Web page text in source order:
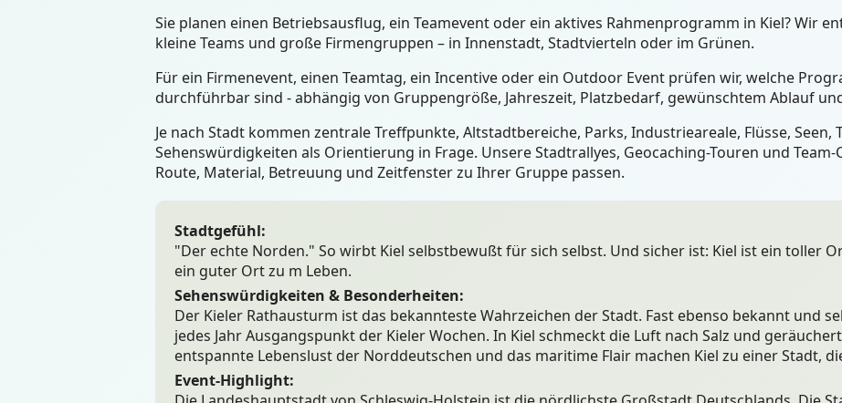
Sie planen einen Betriebsausflug, ein Teamevent oder ein aktives Rahmenprogramm in Kiel? Wir
kleine Teams und große Firmengruppen – in Innenstadt, Stadtvierteln oder im Grünen.
Für ein Firmenevent, einen Teamtag, ein Incentive oder ein Outdoor Event prüfen wir, welche
durchführbar sind - abhängig von Gruppengröße, Jahreszeit, Platzbedarf, gewünschtem Ablauf
Je nach Stadt kommen zentrale Treffpunkte, Altstadtbereiche, Parks, Industrieareale, Flüsse,
Sehenswürdigkeiten als Orientierung in Frage. Unsere Stadtrallyes, Geocaching-Touren und Team-
Route, Material, Betreuung und Zeitfenster zu Ihrer Gruppe passen.
Stadtgefühl:
"Der echte Norden." So wirbt Kiel selbstbewußt für sich selbst. Und sicher ist: Kiel ist ein toller
ein guter Ort zu m Leben.
Sehenswürdigkeiten & Besonderheiten:
Der Kieler Rathausturm ist das bekannteste Wahrzeichen der Stadt. Fast ebenso bekannt und
jedes Jahr Ausgangspunkt der Kieler Wochen. In Kiel schmeckt die Luft nach Salz und
entspannte Lebenslust der Norddeutschen und das maritime Flair machen Kiel zu einer Stadt,
Event-Highlight: